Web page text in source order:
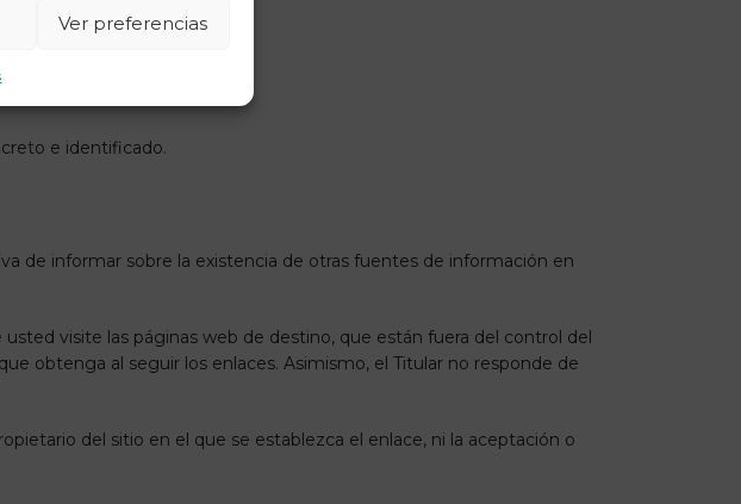
Ver preferencias
e identificado.
de informar sobre la existencia de otras fuentes de información en
visite las páginas web de destino, que están fuera del control del
obtenga al seguir los enlaces. Asimismo, el Titular no responde de
del sitio en el que se establezca el enlace, ni la aceptación o